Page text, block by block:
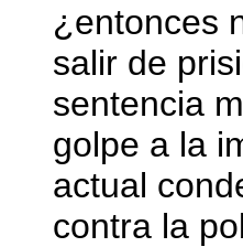
¿entonces
salir de
sentencia
golpe a la
actual
contra la